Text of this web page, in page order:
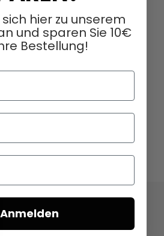
hier zu unserem
und sparen Sie 10€
Bestellung!
Anmelden